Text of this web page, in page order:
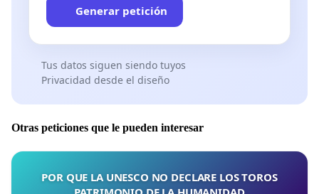
Generar petición
Tus datos siguen siendo tuyos
Privacidad desde el diseño
Otras peticiones que le pueden interesar
POR QUE LA UNESCO NO DECLARE LOS TOROS